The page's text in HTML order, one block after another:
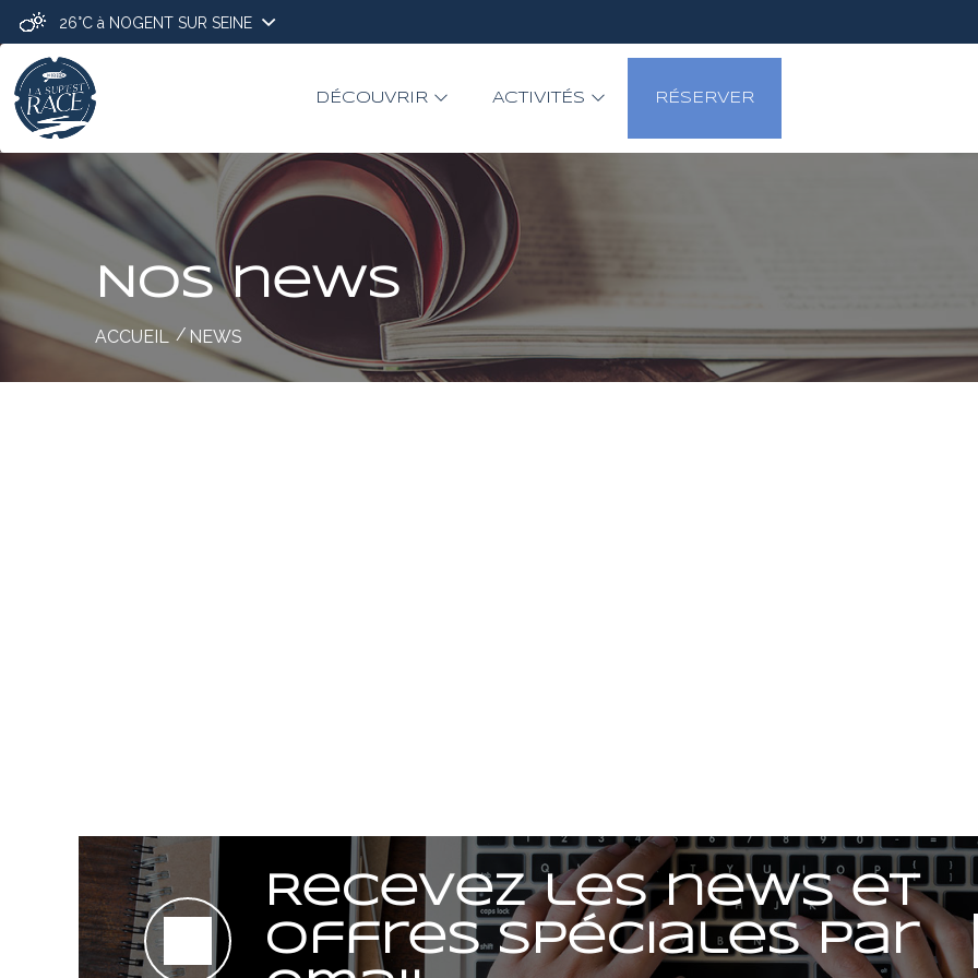
26°C à NOGENT SUR SEINE
DÉCOUVRIR ACTIVITÉS RÉSERVER
Nos news
ACCUEIL NEWS
Recevez les news et
offres spéciales par